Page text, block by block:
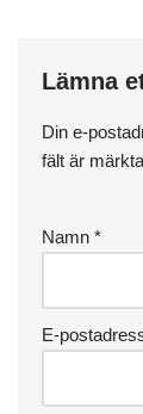
Lämna
Din e-
fält är märkta
Namn *
E-